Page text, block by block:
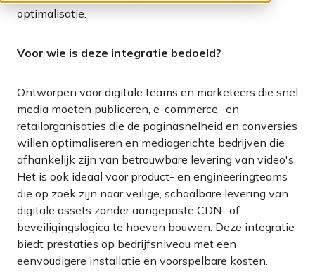
optimalisatie.
Voor wie is deze integratie bedoeld?
Ontworpen voor digitale teams en marketeers die snel
media moeten publiceren, e-commerce- en
retailorganisaties die de paginasnelheid en conversies
willen optimaliseren en mediagerichte bedrijven die
afhankelijk zijn van betrouwbare levering van video's.
Het is ook ideaal voor product- en engineeringteams
die op zoek zijn naar veilige, schaalbare levering van
digitale assets zonder aangepaste CDN- of
beveiligingslogica te hoeven bouwen. Deze integratie
biedt prestaties op bedrijfsniveau met een
eenvoudigere installatie en voorspelbare kosten.